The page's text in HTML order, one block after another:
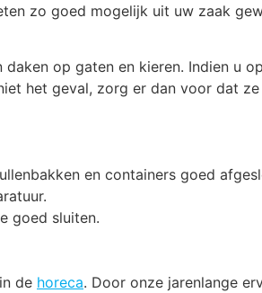
zo goed mogelijk uit uw zaak
op gaten en kieren. Indien u
het geval, zorg er dan voor dat
en containers goed
goed sluiten.
de horeca. Door onze jarenlange